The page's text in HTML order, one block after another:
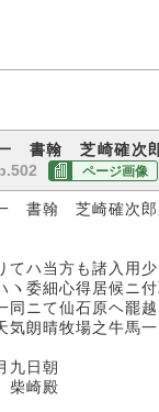
書翰 芝崎確次
ページ画像
書翰 芝崎確次郎
崎猪
てハ当方も諸入用
ヽ委細心得居候ニ
同ニて仙石原ヘ罷
気朗晴牧場之牛馬
九日朝
殿